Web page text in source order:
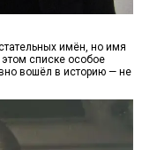
имён, но имя
списке особое
вошёл в историю — не